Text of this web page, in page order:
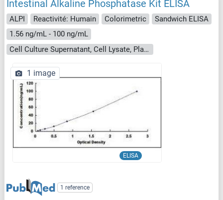
Intestinal Alkaline Phosphatase Kit ELISA
ALPI Reactivité: Humain Colorimetric
Sandwich ELISA
1.56 ng/mL - 100 ng/mL
Cell Culture Supernatant, Cell Lysate, Plasma, Serum, Tissue Homogenate
ELISA
1 image
1 reference